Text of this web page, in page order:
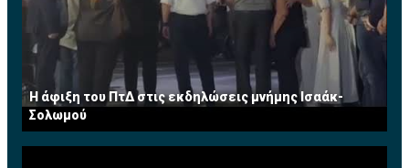
Η άφιξη του ΠτΔ στις εκδηλώσεις μνήμης Ισαάκ-
Σολωμού